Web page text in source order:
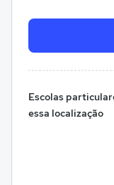
Escolas
essa localização